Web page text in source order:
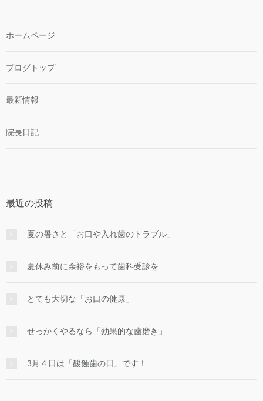
ホームページ
ブログトップ
最新情報
院長日記
最近の投稿
夏の暑さと「お口や入れ歯のトラブル」
夏休み前に余裕をもって歯科受診を
とても大切な「お口の健康」
せっかくやるなら「効果的な⻭磨き」
3月４日は「酸蝕歯の日」です！